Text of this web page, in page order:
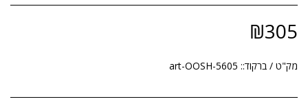
₪305
מק"ט / ברקוד:: art-OOSH-5605